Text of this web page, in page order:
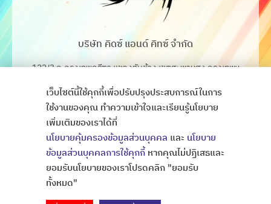
บริษัท คิดซ์ แอนด์ คิทซ์ จำกัด
122/3 ถ.กรุงเทพกรีฑา แขวงทับช้าง เขตสะพานสูง กรุงเทพฯ
โทร. 02-368-4106-7
Fax. 02-368-4105
Copyright © All Rights Thaibattlespiritsออกแบบเว็บไซต์
เว็บไซต์นี้ใช้คุกกี้เพื่อปรับปรุงประสบการณ์ในการ
ใช้งานของคุณ ทำความเข้าใจและเรียนรู้นโยบาย
เพิ่มเติมของเราได้ที่
นโยบายคุ้มครองข้อมูลส่วนบุคคล และ นโยบาย
ข้อมูลส่วนบุคคลการใช้คุกกี้หากคุณไม่ปฏิเสธและ
ยอมรับนโยบายของเราโปรดคลิก "ยอมรับ
ทั้งหมด"